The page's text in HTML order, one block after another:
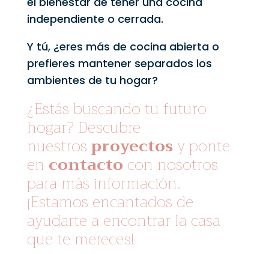
independiente o cerrada.
Y tú, ¿eres más de cocina abierta o
prefieres mantener separados los
ambientes de tu hogar?
¿Estás buscando tu futuro
hogar? Descubre
nuestrosproyectos y ponte
en contacto con nosotros
para más información.
¡Estamos encantados de
ayudarte a encontrar la casa
que te mereces!